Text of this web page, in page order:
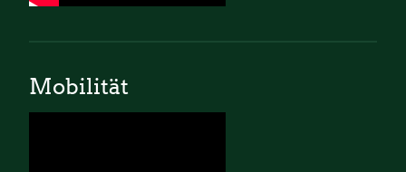
Mobilität